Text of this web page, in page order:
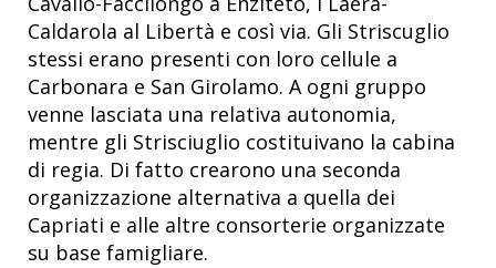
Caldarola al Libertà e così via. Gli Striscuglio
stessi erano presenti con loro cellule a
Carbonara e San Girolamo. A ogni gruppo
venne lasciata una relativa autonomia,
mentre gli Strisciuglio costituivano la cabina
di regia. Di fatto crearono una seconda
organizzazione alternativa a quella dei
Capriati e alle altre consorterie organizzate
su base famigliare.